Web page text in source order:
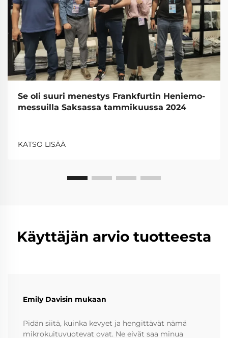
Se oli suuri menestys Frankfurtin Heniemo-
messuilla Saksassa tammikuussa 2024
KATSO LISÄÄ
Käyttäjän arvio tuotteesta
Emily Davisin mukaan
Pidän siitä, kuinka kevyet ja hengittävät nämä
mikrokuituvuotevat ovat. Ne eivät saa minua